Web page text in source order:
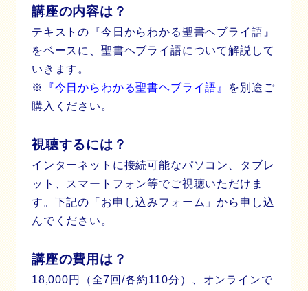
講座の内容は？
テキストの『今日からわかる聖書ヘブライ語』
をベースに、聖書ヘブライ語について解説して
いきます。
※
『今日からわかる聖書ヘブライ語』
を別途ご
購入ください。
視聴するには？
インターネットに接続可能なパソコン、タブレ
ット、スマートフォン等でご視聴いただけま
す。下記の「お申し込みフォーム」から申し込
んでください。
講座の費用は？
18,000円（全7回/各約110分）、オンラインで